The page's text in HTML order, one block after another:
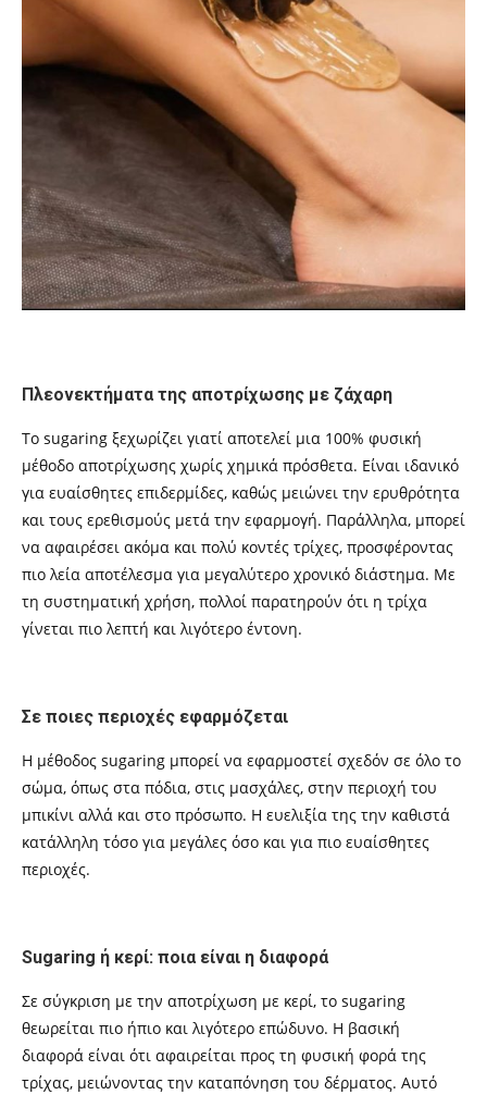
Πλεονεκτήματα της αποτρίχωσης με ζάχαρη
Το sugaring ξεχωρίζει γιατί αποτελεί μια 100% φυσική
μέθοδο αποτρίχωσης χωρίς χημικά πρόσθετα. Είναι ιδανικό
για ευαίσθητες επιδερμίδες, καθώς μειώνει την ερυθρότητα
και τους ερεθισμούς μετά την εφαρμογή. Παράλληλα, μπορεί
να αφαιρέσει ακόμα και πολύ κοντές τρίχες, προσφέροντας
πιο λεία αποτέλεσμα για μεγαλύτερο χρονικό διάστημα. Με
τη συστηματική χρήση, πολλοί παρατηρούν ότι η τρίχα
γίνεται πιο λεπτή και λιγότερο έντονη.
Σε ποιες περιοχές εφαρμόζεται
Η μέθοδος sugaring μπορεί να εφαρμοστεί σχεδόν σε όλο το
σώμα, όπως στα πόδια, στις μασχάλες, στην περιοχή του
μπικίνι αλλά και στο πρόσωπο. Η ευελιξία της την καθιστά
κατάλληλη τόσο για μεγάλες όσο και για πιο ευαίσθητες
περιοχές.
Sugaring ή κερί: ποια είναι η διαφορά
Σε σύγκριση με την αποτρίχωση με κερί, το sugaring
θεωρείται πιο ήπιο και λιγότερο επώδυνο. Η βασική
διαφορά είναι ότι αφαιρείται προς τη φυσική φορά της
τρίχας, μειώνοντας την καταπόνηση του δέρματος. Αυτό